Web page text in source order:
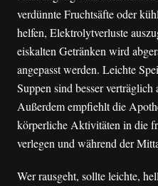
verdünnte Fruchtsäfte oder
helfen, Elektrolytverluste
eiskalten Getränken wird
angepasst werden. Leichte
Suppen sind besser
Außerdem empfiehlt die
körperliche Aktivitäten in die
verlegen und während der
Wer rausgeht, sollte leichte,